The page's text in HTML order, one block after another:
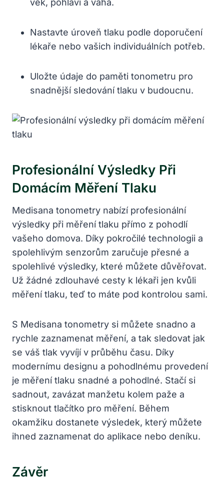
Nastavte úroveň tlaku podle doporučení
lékaře nebo vašich individuálních potřeb.
Uložte údaje do paměti tonometru pro
snadnější sledování tlaku v budoucnu.
Profesionální Výsledky Při
Domácím Měření Tlaku
Medisana tonometry nabízí profesionální
výsledky při měření tlaku přímo z pohodlí
vašeho domova. Díky pokročilé technologii a
spolehlivým senzorům zaručuje přesné a
spolehlivé výsledky, které můžete důvěřovat.
Už žádné zdlouhavé cesty k lékaři jen kvůli
měření tlaku, teď to máte pod kontrolou sami.
S Medisana tonometry si můžete snadno a
rychle zaznamenat měření, a tak sledovat jak
se váš tlak vyvíjí v průběhu času. Díky
modernímu designu a pohodlnému provedení
je měření tlaku snadné a pohodlné. Stačí si
sadnout, zavázat manžetu kolem paže a
stisknout tlačítko pro měření. Během
okamžiku dostanete výsledek, který můžete
ihned zaznamenat do aplikace nebo deníku.
Závěr